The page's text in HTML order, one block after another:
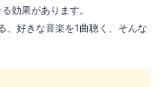
効果があります。
、好きな音楽を1曲聴く、そんな